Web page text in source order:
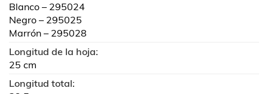
Blanco – 295024
Negro – 295025
Marrón – 295028
Longitud de la hoja:
25 cm
Longitud total: